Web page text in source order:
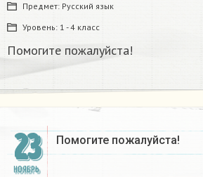
Предмет: Русский язык
Уровень: 1 - 4 класс
Помогите пожалуйста!
23
НОЯБРЬ
Помогите пожалуйста!